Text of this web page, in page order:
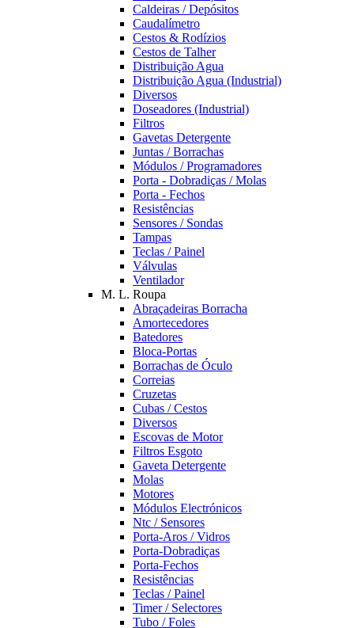
Caldeiras / Depósitos
Caudalímetro
Cestos & Rodízios
Cestos de Talher
Distribuição Agua
Distribuição Agua (Industrial)
Diversos
Doseadores (Industrial)
Filtros
Gavetas Detergente
Juntas / Borrachas
Módulos / Programadores
Porta - Dobradiças / Molas
Porta - Fechos
Resistências
Sensores / Sondas
Tampas
Teclas / Painel
Válvulas
Ventilador
M. L. Roupa
Abraçadeiras Borracha
Amortecedores
Batedores
Bloca-Portas
Borrachas de Óculo
Correias
Cruzetas
Cubas / Cestos
Diversos
Escovas de Motor
Filtros Esgoto
Gaveta Detergente
Molas
Motores
Módulos Electrónicos
Ntc / Sensores
Porta-Aros / Vidros
Porta-Dobradiças
Porta-Fechos
Resistências
Teclas / Painel
Timer / Selectores
Tubo / Foles